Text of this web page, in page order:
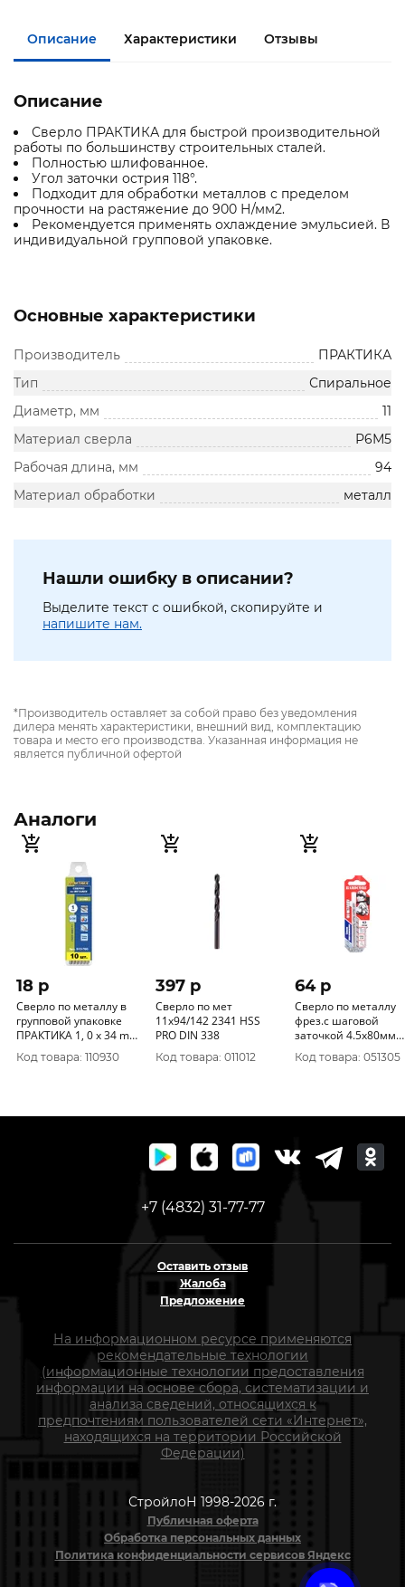
Описание Характеристики Отзывы
Описание
Сверло ПРАКТИКА для быстрой производительной
работы по большинству строительных сталей.
Полностью шлифованное.
Угол заточки острия 118°.
Подходит для обработки металлов с пределом
прочности на растяжение до 900 Н/мм2.
Рекомендуется применять охлаждение эмульсией. В
индивидуальной групповой упаковке.
Основные характеристики
Производитель
ПРАКТИКА
Тип
Спиральное
Диаметр, мм
11
Материал сверла
Р6М5
Рабочая длина, мм
94
Материал обработки
металл
Нашли ошибку в описании?
Выделите текст с ошибкой, скопируйте и
напишите нам.
*Производитель оставляет за собой право без уведомления
дилера менять характеристики, внешний вид, комплектацию
товара и место его производства. Указанная информация не
является публичной офертой
Аналоги
18 p
Сверло по металлу в
групповой упаковке
ПРАКТИКА 1, 0 x 34 mm
(10 шт) пластиковая
коробка 240-065
Код товара: 110930
397 p
Сверло по мет
11х94/142 2341 HSS
PRO DIN 338
Код товара: 011012
64 p
Сверло по металлу
фрез.с шаговой
заточкой 4.5х80мм
"Hardcore" Step
140045
Код товара: 051305
+7 (4832) 31-77-77
Оставить отзыв
Жалоба
Предложение
На информационном ресурсе применяются
рекомендательные технологии
(информационные технологии предоставления
информации на основе сбора, систематизации и
анализа сведений, относящихся к
предпочтениям пользователей сети «Интернет»,
находящихся на территории Российской
Федерации)
СтройлоН 1998-2026 г.
Публичная оферта
Обработка персональных данных
Политика конфиденциальности сервисов Яндекс